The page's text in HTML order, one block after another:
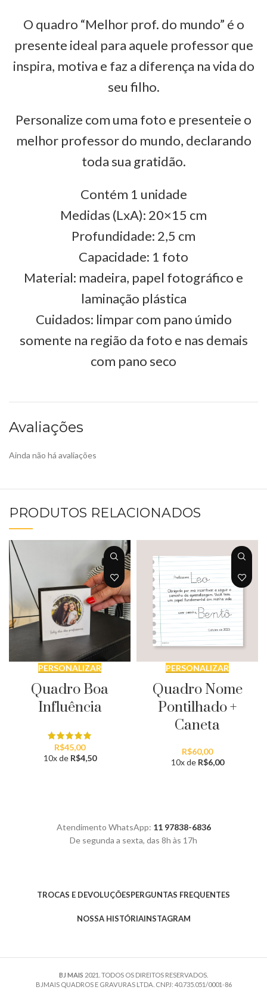
O quadro “Melhor prof. do mundo” é o
presente ideal para aquele professor que
inspira, motiva e faz a diferença na vida do
seu filho.
Personalize com uma foto e presenteie o
melhor professor do mundo, declarando
toda sua gratidão.
Contém 1 unidade
Medidas (LxA): 20×15 cm
Profundidade: 2,5 cm
Capacidade: 1 foto
Material: madeira, papel fotográfico e
laminação plástica
Cuidados: limpar com pano úmido
somente na região da foto e nas demais
com pano seco
Avaliações
Ainda não há avaliações
PRODUTOS RELACIONADOS
PERSONALIZAR
Quadro Boa
Influência
R$45,00
10x de R$4,50
PERSONALIZAR
Quadro Nome
Pontilhado +
Caneta
R$60,00
10x de R$6,00
Atendimento WhatsApp: 11 97838-6836
De segunda a sexta, das 8h às 17h
TROCAS E DEVOLUÇÕESPERGUNTAS FREQUENTES
NOSSA HISTÓRIAINSTAGRAM
BJ MAIS 2021. TODOS OS DIREITOS RESERVADOS.
BJMAIS QUADROS E GRAVURAS LTDA. CNPJ: 40.735.051/0001-86